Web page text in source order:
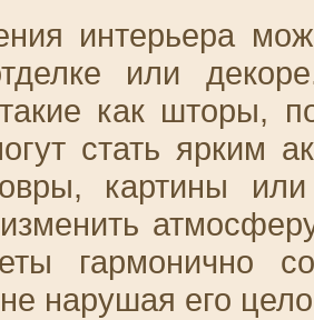
интерьера
или
как шторы,
стать ярким
картины
гармонично
нарушая его